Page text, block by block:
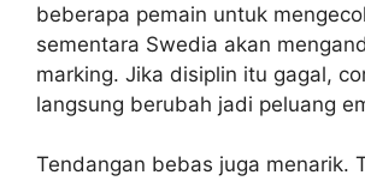
beberapa pemain untuk
sementara Swedia akan
marking. Jika disiplin itu gagal,
langsung berubah jadi peluang
Tendangan bebas juga menarik.